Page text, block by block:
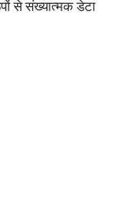
से संख्यात्मक डेटा